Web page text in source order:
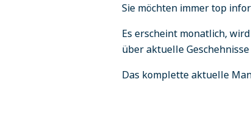
Sie möchten immer top
Es erscheint monatlich,
über aktuelle
Das komplette aktuelle